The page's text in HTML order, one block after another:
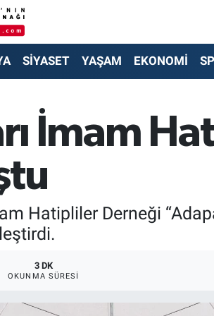
SİYASET YAŞAM EKONOMİ
İmam
Hatipliler Derneği
3 DK
OKUNMA SÜRESI